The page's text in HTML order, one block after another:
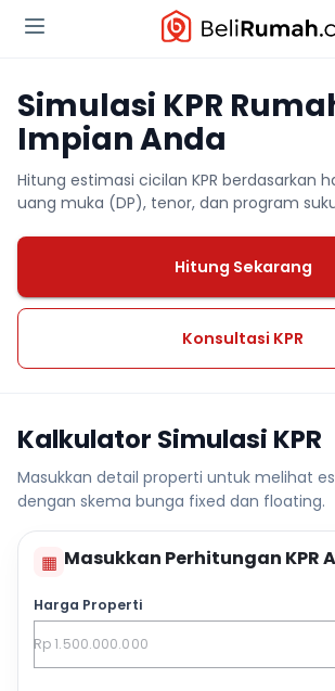
Simulasi KPR
Impian Anda
Hitung estimasi cicilan KPR berdasarkan
uang muka (DP), tenor, dan program
Hitung Sekarang
Konsultasi KPR
Kalkulator Simulasi KPR
Masukkan detail properti untuk melihat
dengan skema bunga fixed dan floating.
▦ Masukkan Perhitungan KPR
Harga Properti